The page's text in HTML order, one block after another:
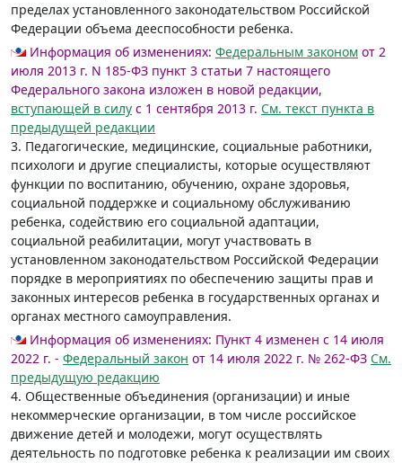
пределах установленного законодательством Российской
Федерации объема дееспособности ребенка.
Информация об изменениях: Федеральным законом от 2
июля 2013 г. N 185-ФЗ пункт 3 статьи 7 настоящего
Федерального закона изложен в новой редакции,
вступающей в силу с 1 сентября 2013 г. См. текст пункта в
предыдущей редакции
3. Педагогические, медицинские, социальные работники,
психологи и другие специалисты, которые осуществляют
функции по воспитанию, обучению, охране здоровья,
социальной поддержке и социальному обслуживанию
ребенка, содействию его социальной адаптации,
социальной реабилитации, могут участвовать в
установленном законодательством Российской Федерации
порядке в мероприятиях по обеспечению защиты прав и
законных интересов ребенка в государственных органах и
органах местного самоуправления.
Информация об изменениях: Пункт 4 изменен с 14 июля
2022 г. - Федеральный закон от 14 июля 2022 г. № 262-ФЗ См.
предыдущую редакцию
4. Общественные объединения (организации) и иные
некоммерческие организации, в том числе российское
движение детей и молодежи, могут осуществлять
деятельность по подготовке ребенка к реализации им своих